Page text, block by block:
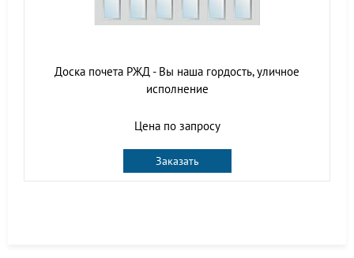
Доска почета РЖД - Вы наша гордость, уличное
исполнение
Цена по запросу
Заказать